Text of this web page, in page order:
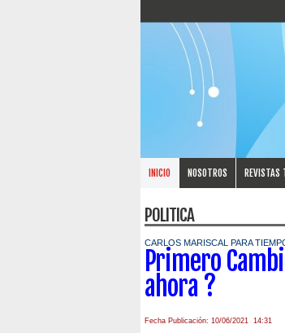
INICIO NOSOTROS REVISTAS
POLITICA
CARLOS MARISCAL PARA
Primero
ahora ?
Fecha Publicación: 10/06/2021 14:31